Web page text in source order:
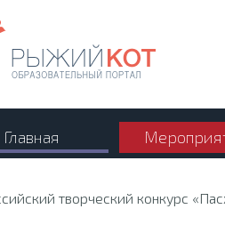
Главная